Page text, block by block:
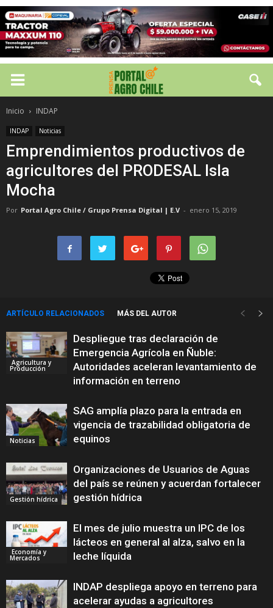
Inicio INDAP
INDAP Noticias
Emprendimientos productivos de
agricultores del PRODESAL Isla
Mocha
Por Portal Agro Chile / Grupo Prensa Digital | E.V - enero 15, 2019
ARTÍCULO RELACIONADOS MÁS DEL AUTOR
Agricultura y
Producción
Despliegue tras declaración de
Emergencia Agrícola en Ñuble:
Autoridades aceleran levantamiento de
información en terreno
Noticias
SAG amplía plazo para la entrada en
vigencia de trazabilidad obligatoria de
equinos
Gestión hídrica
Organizaciones de Usuarios de Aguas
del país se reúnen y acuerdan fortalecer
gestión hídrica
Economía y
Mercados
El mes de julio muestra un IPC de los
lácteos en general al alza, salvo en la
leche líquida
INDAP despliega apoyo en terreno para
acelerar ayudas a agricultores